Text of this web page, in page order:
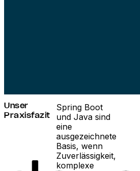
Unser
Praxisfazit
Spring Boot
und Java sind
eine
ausgezeichnete
Basis, wenn
Zuverlässigkeit,
komplexe